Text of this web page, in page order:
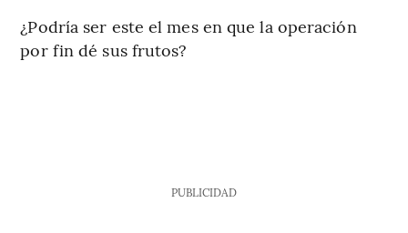
¿Podría ser este el mes en que la operación
por fin dé sus frutos?
PUBLICIDAD